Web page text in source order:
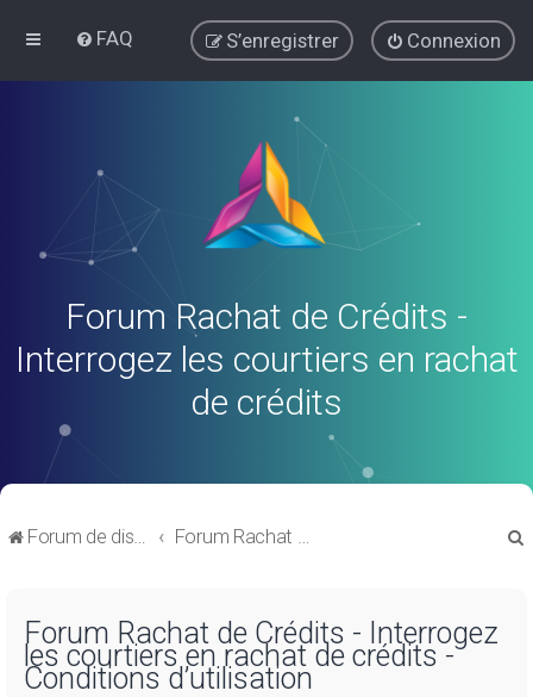
FAQ Connexion
S’enregistrer
Forum Rachat de Crédits -
Interrogez les courtiers en rachat
de crédits
Forum de discussions sur le Regroupement de Crédits et le Rachat de Crédits Forum Rachat de Crédits
Forum Rachat de Crédits - Interrogez
les courtiers en rachat de crédits -
Conditions d’utilisation